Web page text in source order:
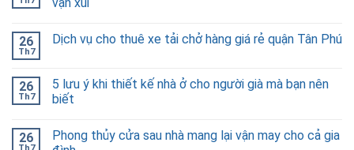
26
Th7
Dịch vụ cho thuê xe tải chở hàng giá rẻ quận Tân Phú
26
Th7
5 lưu ý khi thiết kế nhà ở cho người già mà bạn nên
biết
26
Th7
Phong thủy cửa sau nhà mang lại vận may cho cả gia